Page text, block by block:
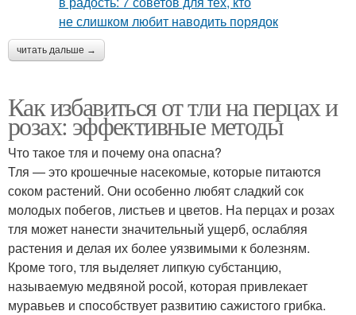
читать дальше →
Как избавиться от тли на перцах и
розах: эффективные методы
Что такое тля и почему она опасна?
Тля — это крошечные насекомые, которые питаются
соком растений. Они особенно любят сладкий сок
молодых побегов, листьев и цветов. На перцах и розах
тля может нанести значительный ущерб, ослабляя
растения и делая их более уязвимыми к болезням.
Кроме того, тля выделяет липкую субстанцию,
называемую медвяной росой, которая привлекает
муравьев и способствует развитию сажистого грибка.